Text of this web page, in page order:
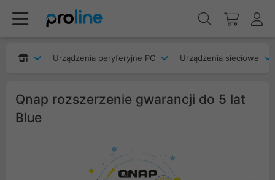
Urządzenia peryferyjne PC Urządzenia sieciowe
Qnap rozszerzenie gwarancji do 5 lat
Blue